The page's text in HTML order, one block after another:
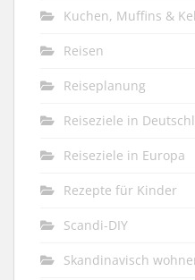
Kuchen, Muffins &
Reisen
Reiseplanung
Reiseziele in
Reiseziele in Europa
Rezepte für Kinder
Scandi-DIY
Skandinavisch